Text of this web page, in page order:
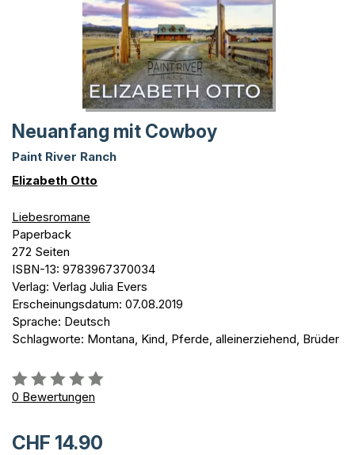
Neuanfang mit Cowboy
Paint River Ranch
Elizabeth Otto
Liebesromane
Paperback
272 Seiten
ISBN-13: 9783967370034
Verlag: Verlag Julia Evers
Erscheinungsdatum: 07.08.2019
Sprache: Deutsch
Schlagworte: Montana, Kind, Pferde, alleinerziehend, Brüder
Bewertung::
0%
0 Bewertungen
CHF 14.90